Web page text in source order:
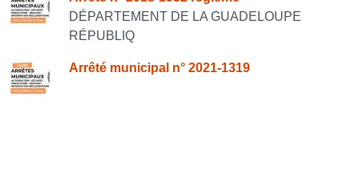
DÉPARTEMENT DE LA GUADELOUPE
RÉPUBLIQ
Arrêté municipal n° 2021-1319